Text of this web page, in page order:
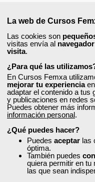
La web de Cursos
Las cookies son
visitas envía al navegador
visita.
¿Para qué las
En Cursos Femxa
mejorar tu experienciaen
adaptar el contenido a tus
y publicaciones en redes
Puedes obtener más
información personal.
¿Qué puedes hacer?
Puedes aceptar las
óptima.
También puedes
quiera permitir en tu
las que sean